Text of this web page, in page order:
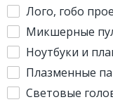
Лого, гобо
Микшерные
Ноутбуки и
Плазменные
Световые